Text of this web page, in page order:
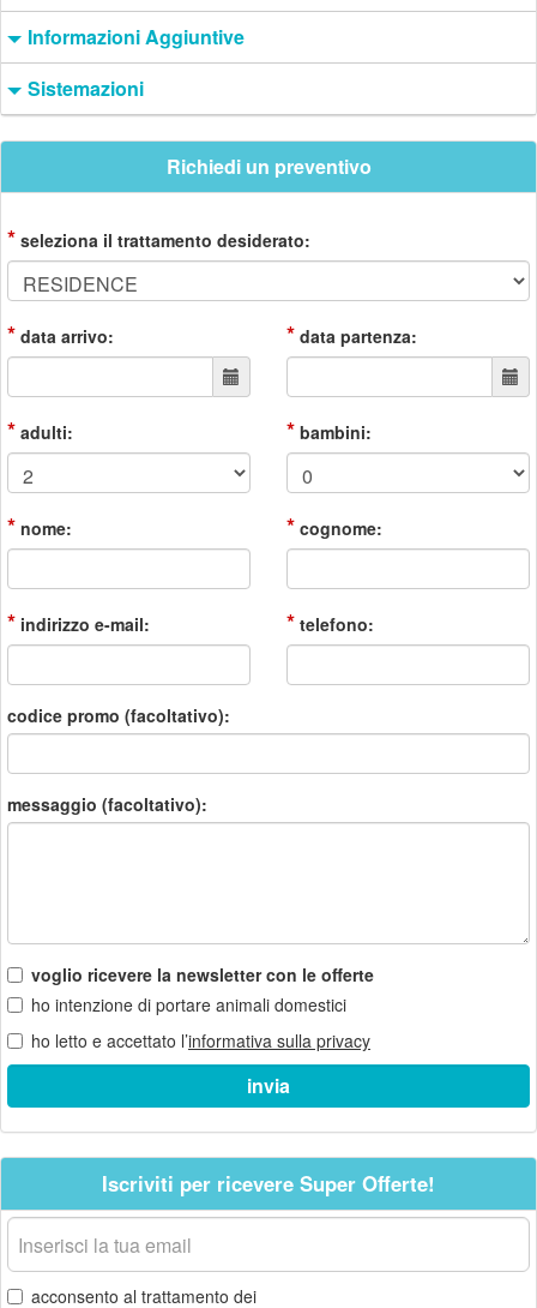
Informazioni Aggiuntive
Sistemazioni
Richiedi un preventivo
* seleziona il trattamento desiderato:
* data arrivo: * data partenza:
* adulti: * bambini:
* nome: * cognome:
* indirizzo e-mail: * telefono:
codice promo (facoltativo):
messaggio (facoltativo):
voglio ricevere la newsletter con le offerte
ho intenzione di portare animali domestici
ho letto e accettato l’informativa sulla privacy
Iscriviti per ricevere Super Offerte!
La
tua
email
acconsento al trattamento dei